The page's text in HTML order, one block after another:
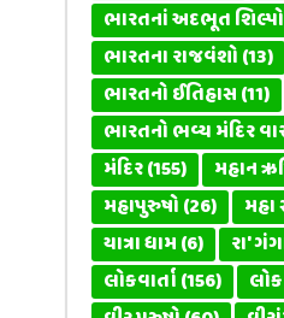
ભારતનાં અદભૂત શિલ્પો
ભારતના રાજવંશો(13)
ભારતનો ઈતિહાસ(11)
ભારતનો ભવ્ય મંદિર
મંદિર(155) મહાન
મહાપુરુષો(26)
યાત્રા ધામ(6) રા'
લોકવાર્તા(156)